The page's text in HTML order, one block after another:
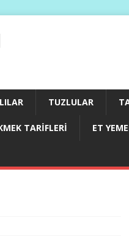
TUZLULAR
TARIFLERI ET